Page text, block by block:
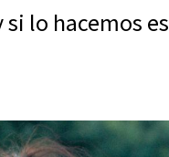
lo hacemos es